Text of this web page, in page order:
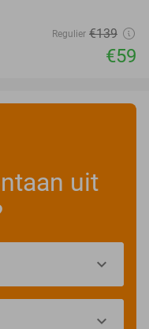
Regulier €139
€59
uit